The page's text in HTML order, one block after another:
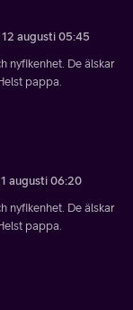
augusti 05:45
nyfikenhet. De älskar
pappa.
augusti 06:20
nyfikenhet. De älskar
pappa.